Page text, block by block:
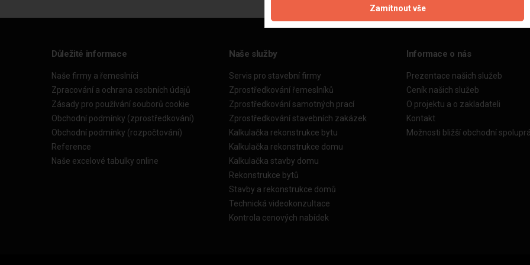
Důležité informace
Naše firmy a řemeslníci
Zpracování a ochrana osobních údajů
Zásady pro používání souborů cookie
Obchodní podmínky (zprostředkování)
Obchodní podmínky (rozpočtování)
Reference
Naše excelové tabulky online
Naše služby
Servis pro stavební firmy
Zprostředkování řemeslníků
Zprostředkování samotných prací
Zprostředkování stavebních zakázek
Kalkulačka rekonstrukce bytu
Kalkulačka rekonstrukce domu
Kalkulačka stavby domu
Rekonstrukce bytů
Stavby a rekonstrukce domů
Technická videokonzultace
Kontrola cenových nabídek
Informace o nás
Prezentace našich služeb
Ceník našich služeb
O projektu a o zakladateli
Kontakt
Možnosti bližší obchodní
Zamítnout vše